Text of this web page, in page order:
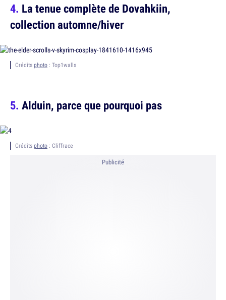
La tenue complète de Dovahkiin,
collection automne/hiver
Crédits photo : Top1walls
Alduin, parce que pourquoi pas
Crédits photo : Cliffrace
Publicité